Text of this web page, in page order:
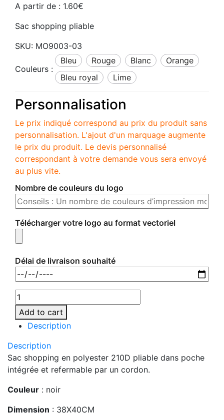
A partir de : 1.60€
Sac shopping pliable
SKU: MO9003-03
Couleurs :
bleu rouge blanc
orange
bleu royal
lime
Personnalisation
Le prix indiqué correspond au prix du produit sans
personnalisation. L'ajout d'un marquage augmente
le prix du produit. Le devis personnalisé
correspondant à votre demande vous sera envoyé
au plus vite.
Nombre de couleurs du logo
Télécharger votre logo au format vectoriel
Délai de livraison souhaité
Add to cart
Description
Description
Sac shopping en polyester 210D pliable dans poche
intégrée et refermable par un cordon.
Couleur : noir
Dimension : 38X40CM